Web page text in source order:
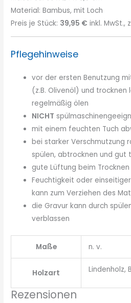
Material: Bambus, mit Loch
Preis je Stück: 39,95 € inkl. MwSt.,
Pflegehinweise
vor der ersten Benutzung
(z.B. Olivenöl) und trocknen
regelmäßig ölen
NICHT
mit einem feuchten Tuch
bei starker Verschmutzung
spülen, abtrocknen und gut
gute Lüftung beim
Feuchtigkeit oder
kann zum Verziehen des
die Gravur kann durch
verblassen
Maße n. v.
Holzart Lindenholz,
Rezensionen